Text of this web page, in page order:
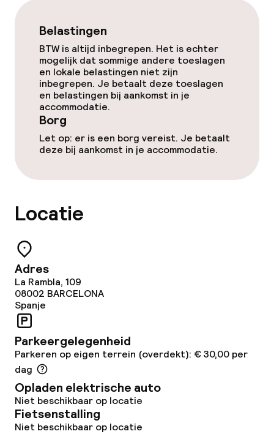
TV lounge
Eet- en drinkgelegenheden
Restaurant
Bar
Eet- en drinkdiensten
Ontbijtbuffet
Schoonmaakvoorzieningen
Wasservice
Zakelijke faciliteiten
Conferentieruimte
Vergaderruimte
Belastingen
BTW is altijd inbegrepen. Het is echter
mogelijk dat sommige andere toeslagen
en lokale belastingen niet zijn
inbegrepen. Je betaalt deze toeslagen
en belastingen bij aankomst in je
accommodatie.
Borg
Let op: er is een borg vereist. Je betaalt
deze bij aankomst in je accommodatie.
Locatie
Adres
La Rambla, 109
08002 BARCELONA
Spanje
Parkeergelegenheid
Parkeren op eigen terrein (overdekt): € 30,00 per
dag
Opladen elektrische auto
Niet beschikbaar op locatie
Fietsenstalling
Niet beschikbaar op locatie